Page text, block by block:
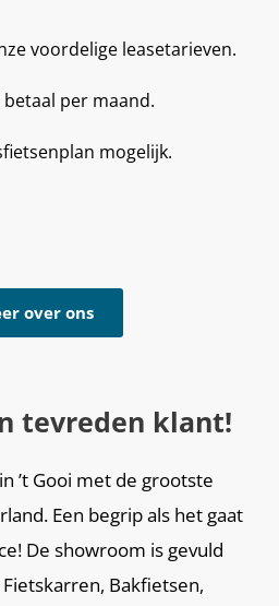
voordelige leasetarieven.
per maand.
mogelijk.
over ons
tevreden klant!
’t Gooi met de grootste
Een begrip als het gaat
De showroom is gevuld
Bakfietsen,